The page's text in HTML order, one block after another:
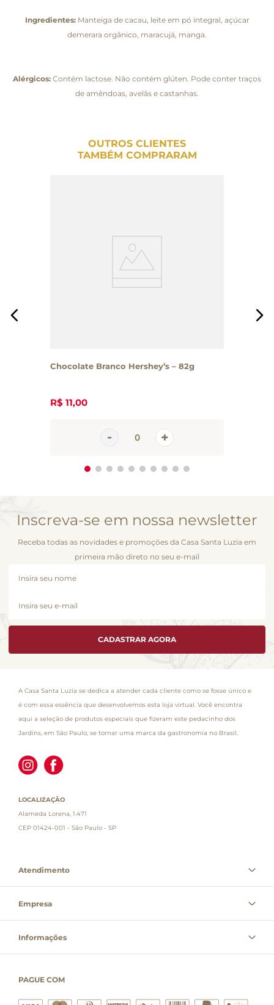
Ingredientes:Manteiga de cacau, leite em pó integral, açúcar
demerara orgânico, maracujá, manga.
Alérgicos: Contém lactose. Não contém glúten. Pode conter traços
de amêndoas, avelãs e castanhas.
OUTROS CLIENTES
TAMBÉM COMPRARAM
Chocolate Branco Hershey’s – 82g
R$ 11,00
Inscreva-se em nossa newsletter
Receba todas as novidades e promoções da Casa Santa Luzia em
primeira mão direto no seu e-mail
CADASTRAR AGORA
A Casa Santa Luzia se dedica a atender cada cliente como se fosse único e
é com essa essência que desenvolvemos esta loja virtual. Você encontra
aqui a seleção de produtos especiais que fizeram este pedacinho dos
Jardins, em São Paulo, se tornar uma marca da gastronomia no Brasil.
LOCALIZAÇÃO
Alameda Lorena, 1.471
CEP 01424-001 - São Paulo - SP
Atendimento
Empresa
Informações
PAGUE COM